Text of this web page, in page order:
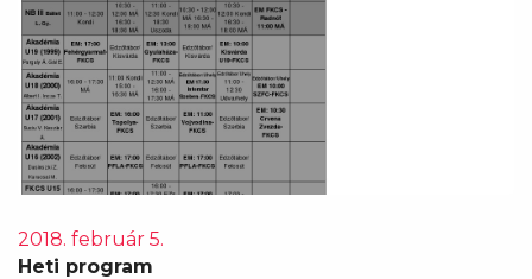
2018. február 5.
Heti program